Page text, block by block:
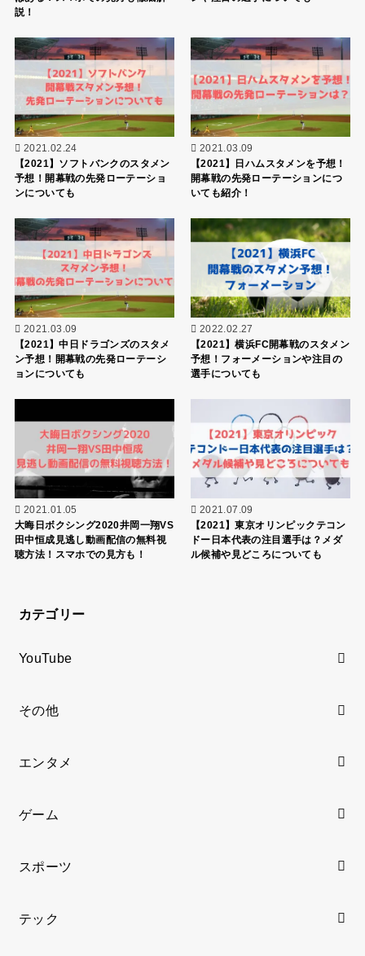
説！
2021.02.24
【2021】ソフトバンクのスタメン
予想！開幕戦の先発ローテーショ
ンについても
2021.03.09
【2021】日ハムスタメンを予想！
開幕戦の先発ローテーションにつ
いても紹介！
2021.03.09
【2021】中日ドラゴンズのスタメ
ン予想！開幕戦の先発ローテーシ
ョンについても
2022.02.27
【2021】横浜FC開幕戦のスタメン
予想！フォーメーションや注目の
選手についても
2021.01.05
大晦日ボクシング2020井岡一翔VS
田中恒成見逃し動画配信の無料視
聴方法！スマホでの見方も！
2021.07.09
【2021】東京オリンピックテコン
ドー日本代表の注目選手は？メダ
ル候補や見どころについても
カテゴリー
YouTube
その他
エンタメ
ゲーム
スポーツ
テック